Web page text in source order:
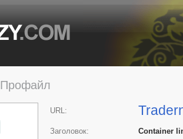
Профайл
URL:
Заголовок:
Container